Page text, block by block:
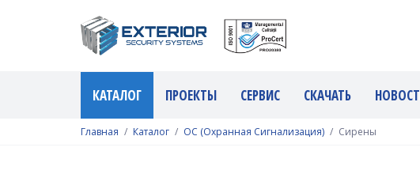
КАТАЛОГ ПРОЕКТЫ СЕРВИС СКАЧАТЬ
Главная Каталог ОС (Охранная Сигнализация) Сирены